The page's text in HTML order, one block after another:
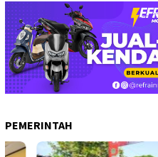
PEMERINTAH